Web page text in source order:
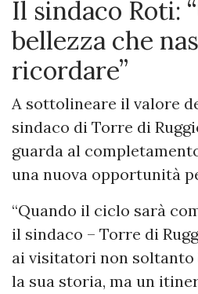
Il sindaco Roti:
bellezza che
ricordare”
A sottolineare il valore
sindaco di Torre di
guarda al
una nuova opportunità
“Quando il ciclo sarà
il sindaco – Torre di
ai visitatori non soltanto
la sua storia, ma un